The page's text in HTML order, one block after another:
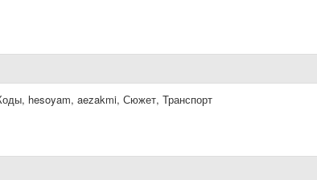
hesoyam, aezakmi, Сюжет, Транспорт